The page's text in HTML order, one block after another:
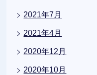
2021年7月
2021年4月
2020年12月
2020年10月